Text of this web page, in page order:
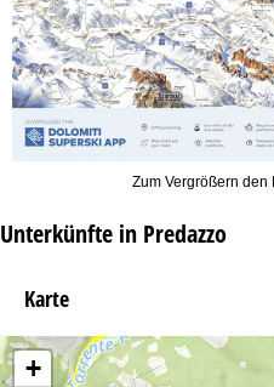
Zum Vergrößern
Unterkünfte in Predazzo
Karte
+